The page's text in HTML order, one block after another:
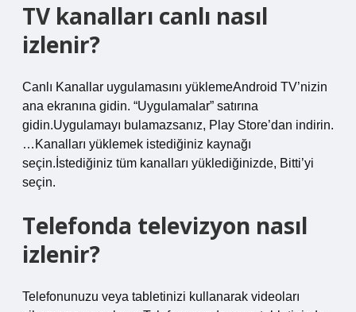
TV kanalları canlı nasıl
izlenir?
Canlı Kanallar uygulamasını yüklemeAndroid TV’nizin
ana ekranına gidin. “Uygulamalar” satırına
gidin.Uygulamayı bulamazsanız, Play Store’dan indirin.
…Kanalları yüklemek istediğiniz kaynağı
seçin.İstediğiniz tüm kanalları yüklediğinizde, Bitti’yi
seçin.
Telefonda televizyon nasıl
izlenir?
Telefonunuzu veya tabletinizi kullanarak videoları